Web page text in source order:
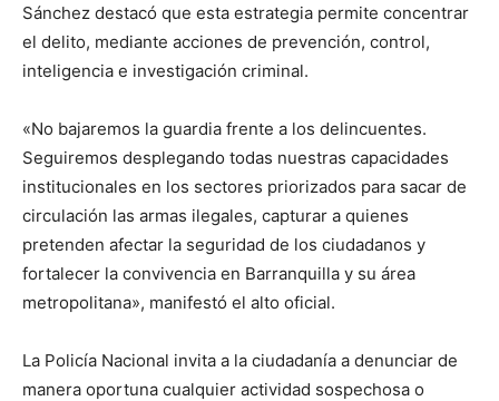
Sánchez destacó que esta estrategia permite concentrar
el delito, mediante acciones de prevención, control,
inteligencia e investigación criminal.
«No bajaremos la guardia frente a los delincuentes.
Seguiremos desplegando todas nuestras capacidades
institucionales en los sectores priorizados para sacar de
circulación las armas ilegales, capturar a quienes
pretenden afectar la seguridad de los ciudadanos y
fortalecer la convivencia en Barranquilla y su área
metropolitana», manifestó el alto oficial.
La Policía Nacional invita a la ciudadanía a denunciar de
manera oportuna cualquier actividad sospechosa o